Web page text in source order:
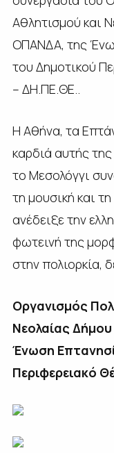
Αθλητισμού και
ΟΠΑΝΔΑ, της
του Δημοτικού
– ΔΗ.ΠΕ.ΘΕ..
Η Αθήνα, τα
καρδιά αυτής
το Μεσολόγγι
τη μουσική και
ανέδειξε την
φωτεινή της
στην πολιορκία,
Οργανισμός
Νεολαίας
Ένωση
Περιφερειακό